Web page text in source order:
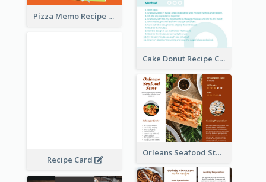
Pizza Memo Recipe Card
Cake Donut Recipe Card
Recipe Card
Orleans Seafood Stew Recipe Card